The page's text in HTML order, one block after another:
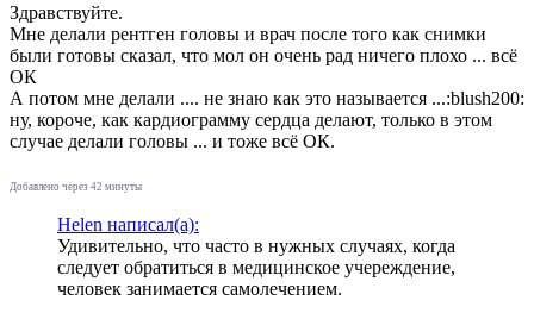
Здравствуйте.
Мне делали рентген головы и врач после того как снимки
были готовы сказал, что мол он очень рад ничего плохо ... всё
ОК
А потом мне делали .... не знаю как это называется ...:blush200:
ну, короче, как кардиограмму сердца делают, только в этом
случае делали головы ... и тоже всё ОК.
Добавлено через 42 минуты
Helen написал(а):
Удивительно, что часто в нужных случаях, когда
следует обратиться в медицинское учереждение,
человек занимается самолечением.